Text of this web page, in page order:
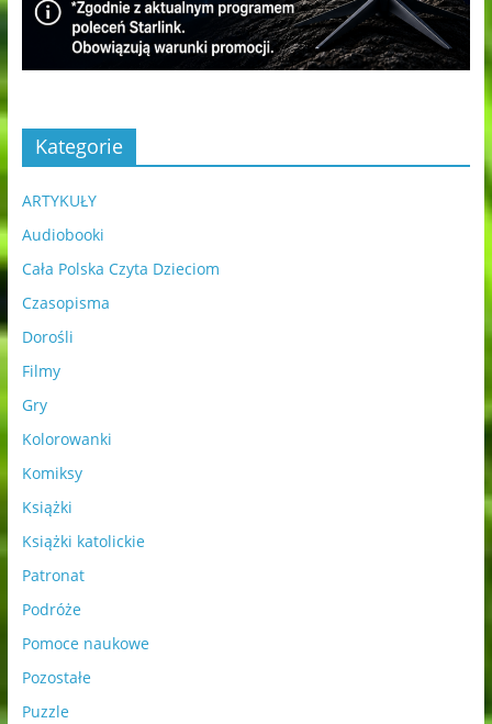
Kategorie
ARTYKUŁY
Audiobooki
Cała Polska Czyta Dzieciom
Czasopisma
Dorośli
Filmy
Gry
Kolorowanki
Komiksy
Książki
Książki katolickie
Patronat
Podróże
Pomoce naukowe
Pozostałe
Puzzle